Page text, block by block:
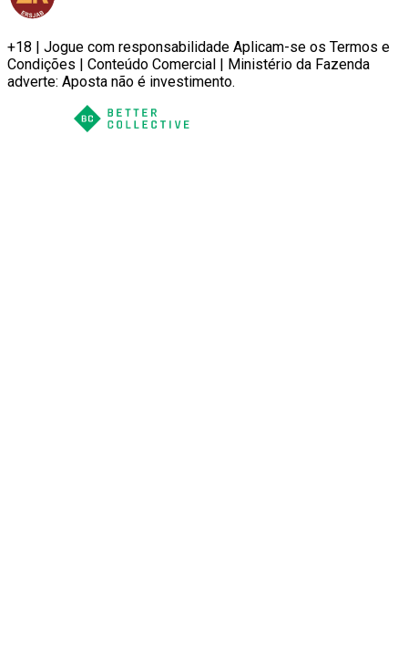
+18 | Jogue com responsabilidade Aplicam-se os Termos e
Condições | Conteúdo Comercial | Ministério da Fazenda
adverte: Aposta não é investimento.